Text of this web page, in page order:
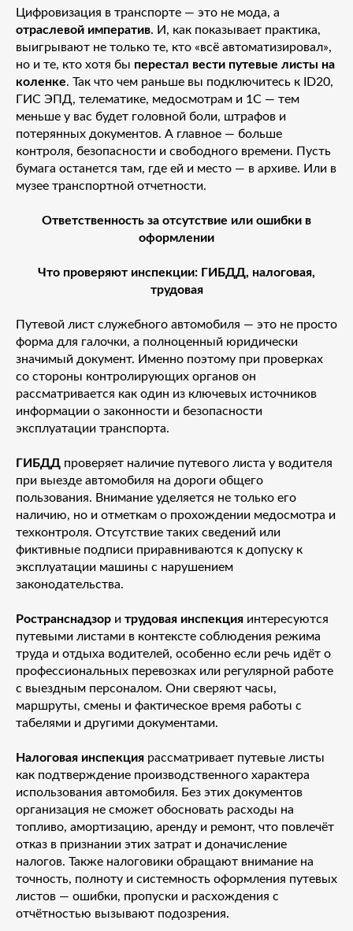
Цифровизация в транспорте — это не мода, а
отраслевой императив. И, как показывает практика,
выигрывают не только те, кто «всё автоматизировал»,
но и те, кто хотя бы перестал вести путевые листы на
коленке. Так что чем раньше вы подключитесь к ID20,
ГИС ЭПД, телематике, медосмотрам и 1С — тем
меньше у вас будет головной боли, штрафов и
потерянных документов. А главное — больше
контроля, безопасности и свободного времени. Пусть
бумага останется там, где ей и место — в архиве. Или в
музее транспортной отчетности.
Ответственность за отсутствие или ошибки в
оформлении
Что проверяют инспекции: ГИБДД, налоговая,
трудовая
Путевой лист служебного автомобиля — это не просто
форма для галочки, а полноценный юридически
значимый документ. Именно поэтому при проверках
со стороны контролирующих органов он
рассматривается как один из ключевых источников
информации о законности и безопасности
эксплуатации транспорта.
ГИБДД проверяет наличие путевого листа у водителя
при выезде автомобиля на дороги общего
пользования. Внимание уделяется не только его
наличию, но и отметкам о прохождении медосмотра и
техконтроля. Отсутствие таких сведений или
фиктивные подписи приравниваются к допуску к
эксплуатации машины с нарушением
законодательства.
Ространснадзор и трудовая инспекция интересуются
путевыми листами в контексте соблюдения режима
труда и отдыха водителей, особенно если речь идёт о
профессиональных перевозках или регулярной работе
с выездным персоналом. Они сверяют часы,
маршруты, смены и фактическое время работы с
табелями и другими документами.
Налоговая инспекция рассматривает путевые листы
как подтверждение производственного характера
использования автомобиля. Без этих документов
организация не сможет обосновать расходы на
топливо, амортизацию, аренду и ремонт, что повлечёт
отказ в признании этих затрат и доначисление
налогов. Также налоговики обращают внимание на
точность, полноту и системность оформления путевых
листов — ошибки, пропуски и расхождения с
отчётностью вызывают подозрения.